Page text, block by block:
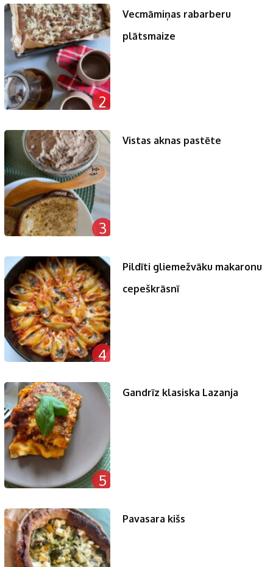
2
Vecmāmiņas rabarberu
plātsmaize
3
Vistas aknas pastēte
4
Pildīti gliemežvāku makaronu
cepeškrāsnī
5
Gandrīz klasiska Lazanja
Pavasara kišs